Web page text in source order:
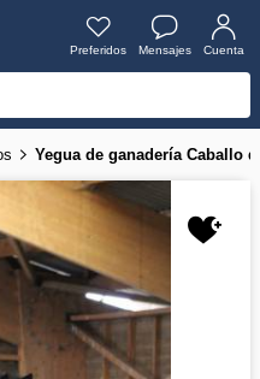
Preferidos Mensajes Cuenta
Yegua de ganadería Caballo